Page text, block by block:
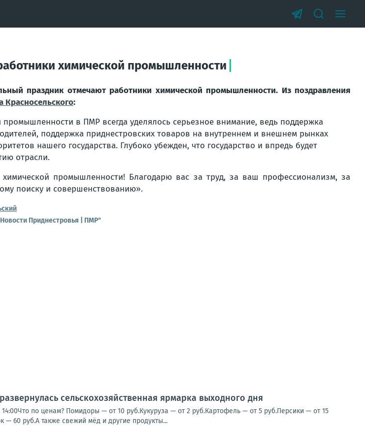
химической промышленности
праздник отмечают работники химической промышленности. Из поздравления
Красносельского:
промышленности в ПМР всегда уделялось серьезное внимание, ведь поддержка
поддержка приднестровских товаров на внутреннем и внешнем рынках
нашего государства. Глубоко убежден, что государство и впредь будет
отрасли.
промышленности! Благодарю вас за труд, за ваш профессионализм, за
поиску и совершенствованию».
Приднестровья | ПМР"
сельскохозяйственная ярмарка выходного дня
по ценам? Помидоры — от 10 руб.Кукуруза — от 2 руб.Картофель — от 5 руб.Персики — от 15
60 руб.А также свежий мёд и другие продукты...